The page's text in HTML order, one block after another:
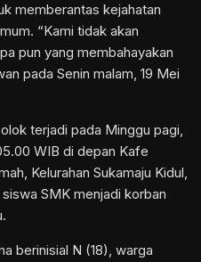
memberantas kejahatan
“Kami tidak akan
pun yang membahayakan
pada Senin malam, 19 Mei
terjadi pada Minggu pagi,
WIB di depan Kafe
Kelurahan Sukamaju Kidul,
SMK menjadi korban
berinisial N (18), warga